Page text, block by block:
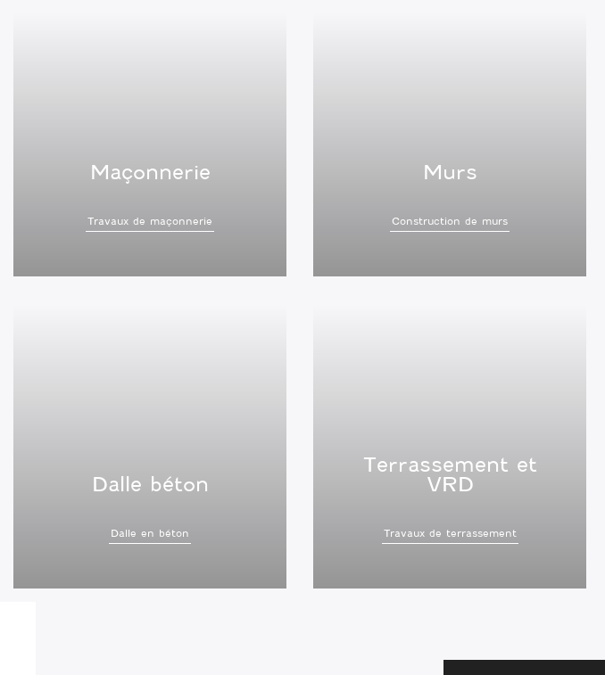
Maçonnerie
Travaux de maçonnerie
Murs
Construction de murs
Dalle béton
Dalle en béton
Terrassement et
VRD
Travaux de terrassement